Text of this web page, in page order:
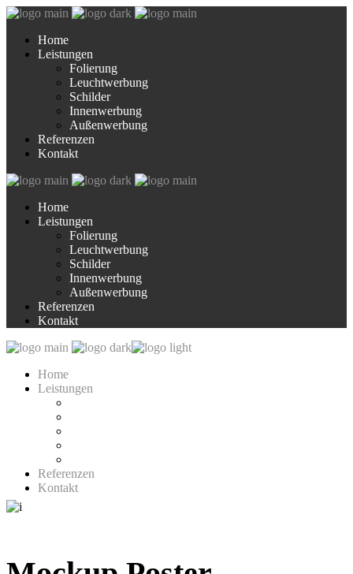
Home
Leistungen
Folierung
Leuchtwerbung
Schilder
Innenwerbung
Außenwerbung
Referenzen
Kontakt
Home
Leistungen
Folierung
Leuchtwerbung
Schilder
Innenwerbung
Außenwerbung
Referenzen
Kontakt
Home
Leistungen
Referenzen
Kontakt